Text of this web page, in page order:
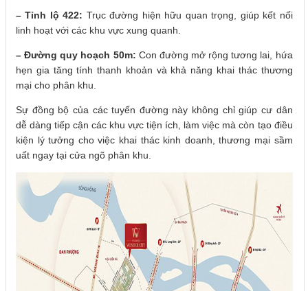
– Tỉnh lộ 422: Trục đường hiện hữu quan trọng, giúp kết nối
linh hoạt với các khu vực xung quanh.
– Đường quy hoạch 50m: Con đường mở rộng tương lai, hứa
hẹn gia tăng tính thanh khoản và khả năng khai thác thương
mại cho phân khu.
Sự đồng bộ của các tuyến đường này không chỉ giúp cư dân
dễ dàng tiếp cận các khu vực tiện ích, làm việc mà còn tạo điều
kiện lý tưởng cho việc khai thác kinh doanh, thương mại sầm
uất ngay tại cửa ngõ phân khu.